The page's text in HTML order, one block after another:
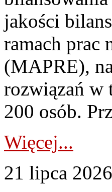
jakości
ramach prac
(MAPRE),
rozwiązań w
200 osób.
Więcej...
21 lipca